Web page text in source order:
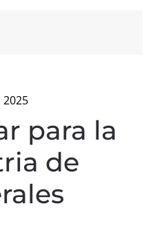
2025
para la
de